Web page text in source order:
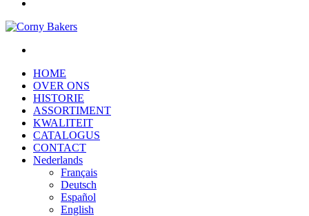
HOME
OVER ONS
HISTORIE
ASSORTIMENT
KWALITEIT
CATALOGUS
CONTACT
Nederlands
Français
Deutsch
Español
English